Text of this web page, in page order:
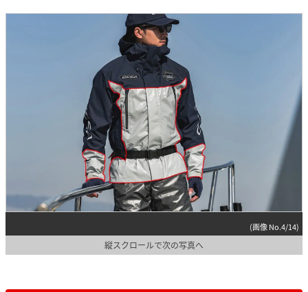
(画像 No.4/14)
縦スクロールで次の写真へ